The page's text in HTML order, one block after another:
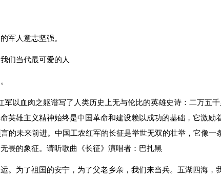
军人意志坚强。
们当代最可爱的人
军以血肉之躯谱写了人类历史上无与伦比的英雄史诗：二万五
英雄主义精神始终是中国革命和建设赖以成功的基础，它激励
的未来前进。中国工农红军的长征是举世无双的壮举，它像一
畏的象征。请听歌曲《长征》演唱者：巴扎黑
。为了祖国的安宁，为了父老乡亲，我们来当兵。五湖四海，